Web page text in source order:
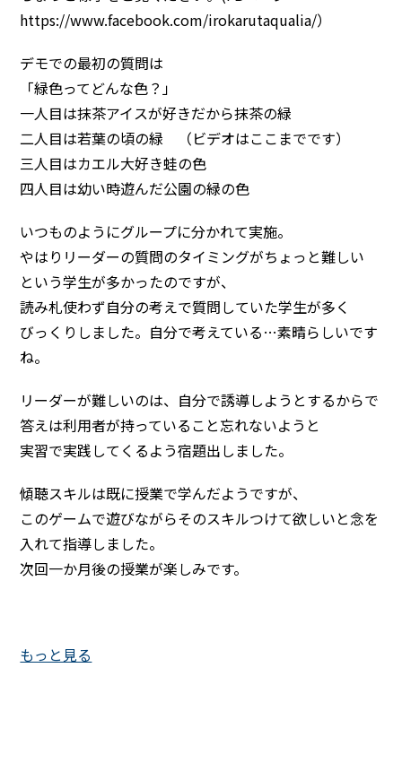
https://www.facebook.com/irokarutaqualia/）
デモでの最初の質問は
「緑色ってどんな色？」
一人目は抹茶アイスが好きだから抹茶の緑
二人目は若葉の頃の緑 （ビデオはここまでです）
三人目はカエル大好き蛙の色
四人目は幼い時遊んだ公園の緑の色
いつものようにグループに分かれて実施。
やはりリーダーの質問のタイミングがちょっと難しい
という学生が多かったのですが、
読み札使わず自分の考えで質問していた学生が多く
びっくりしました。自分で考えている…素晴らしいです
ね。
リーダーが難しいのは、自分で誘導しようとするからで
答えは利用者が持っていること忘れないようと
実習で実践してくるよう宿題出しました。
傾聴スキルは既に授業で学んだようですが、
このゲームで遊びながらそのスキルつけて欲しいと念を
入れて指導しました。
次回一か月後の授業が楽しみです。
もっと見る